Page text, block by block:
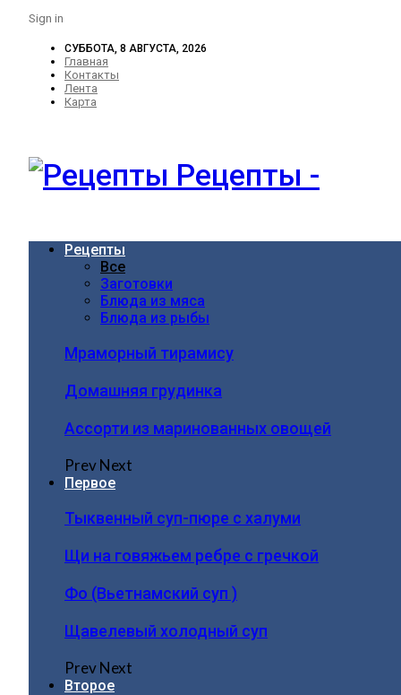
Sign in
СУББОТА, 8 АВГУСТА, 2026
Главная
Контакты
Лента
Карта
Рецепты -
Рецепты
Все
Заготовки
Блюда из мяса
Блюда из рыбы
Мраморный тирамису
Домашняя грудинка
Ассорти из маринованных овощей
PrevNext
Первое
Тыквенный суп-пюре с халуми
Щи на говяжьем ребре с гречкой
Фо (Вьетнамский суп )
Щавелевый холодный суп
PrevNext
Второе